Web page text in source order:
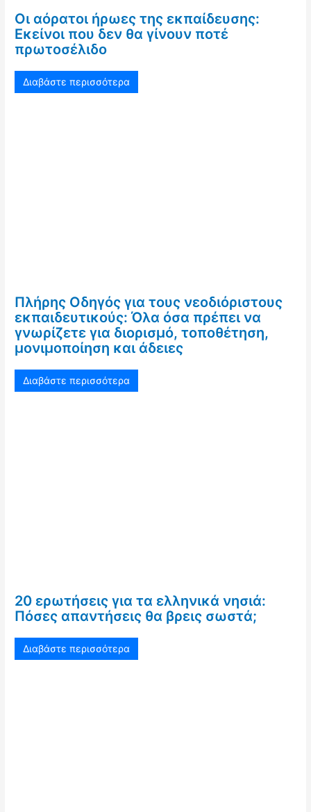
Οι αόρατοι ήρωες της εκπαίδευσης:
Εκείνοι που δεν θα γίνουν ποτέ
πρωτοσέλιδο
Διαβάστε περισσότερα
Πλήρης Οδηγός για τους νεοδιόριστους
εκπαιδευτικούς: Όλα όσα πρέπει να
γνωρίζετε για διορισμό, τοποθέτηση,
μονιμοποίηση και άδειες
Διαβάστε περισσότερα
20 ερωτήσεις για τα ελληνικά νησιά:
Πόσες απαντήσεις θα βρεις σωστά;
Διαβάστε περισσότερα